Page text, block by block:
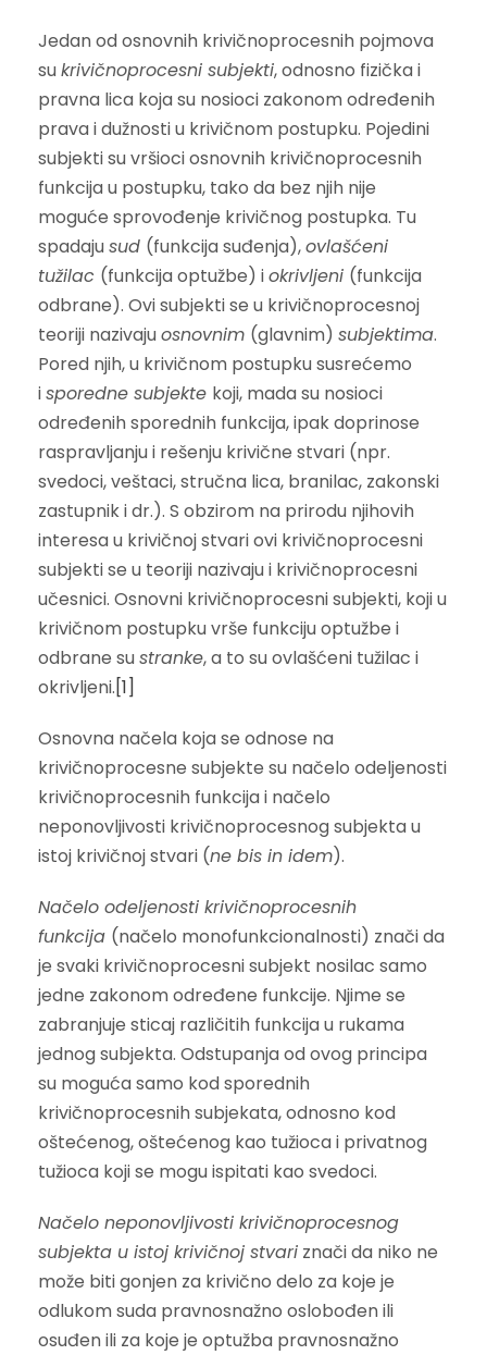
Jedan od osnovnih krivičnoprocesnih pojmova
sukrivičnoprocesni subjekti, odnosno fizička i
pravna lica koja su nosioci zakonom određenih
prava i dužnosti u krivičnom postupku. Pojedini
subjekti su vršioci osnovnih krivičnoprocesnih
funkcija u postupku, tako da bez njih nije
moguće sprovođenje krivičnog postupka. Tu
spadajusud (funkcija suđenja),ovlašćeni
tužilac (funkcija optužbe) iokrivljeni (funkcija
odbrane). Ovi subjekti se u krivičnoprocesnoj
teoriji nazivajuosnovnim (glavnim) subjektima.
Pored njih, u krivičnom postupku susrećemo
isporedne subjekte koji, mada su nosioci
određenih sporednih funkcija, ipak doprinose
raspravljanju i rešenju krivične stvari (npr.
svedoci, veštaci, stručna lica, branilac, zakonski
zastupnik i dr.). S obzirom na prirodu njihovih
interesa u krivičnoj stvari ovi krivičnoprocesni
subjekti se u teoriji nazivaju i krivičnoprocesni
učesnici. Osnovni krivičnoprocesni subjekti, koji u
krivičnom postupku vrše funkciju optužbe i
odbrane sustranke, a to su ovlašćeni tužilac i
okrivljeni.[1]
Osnovna načela koja se odnose na
krivičnoprocesne subjekte su načelo odeljenosti
krivičnoprocesnih funkcija i načelo
neponovljivosti krivičnoprocesnog subjekta u
istoj krivičnoj stvari (ne bis in idem).
Načelo odeljenosti krivičnoprocesnih
funkcija (načelo monofunkcionalnosti) znači da
je svaki krivičnoprocesni subjekt nosilac samo
jedne zakonom određene funkcije. Njime se
zabranjuje sticaj različitih funkcija u rukama
jednog subjekta. Odstupanja od ovog principa
su moguća samo kod sporednih
krivičnoprocesnih subjekata, odnosno kod
oštećenog, oštećenog kao tužioca i privatnog
tužioca koji se mogu ispitati kao svedoci.
Načelo neponovljivosti krivičnoprocesnog
subjekta u istoj krivičnoj stvari znači da niko ne
može biti gonjen za krivično delo za koje je
odlukom suda pravnosnažno oslobođen ili
osuđen ili za koje je optužba pravnosnažno